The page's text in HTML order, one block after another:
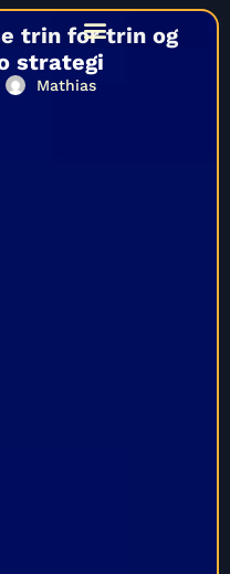
trin for trin og
strategi
Mathias